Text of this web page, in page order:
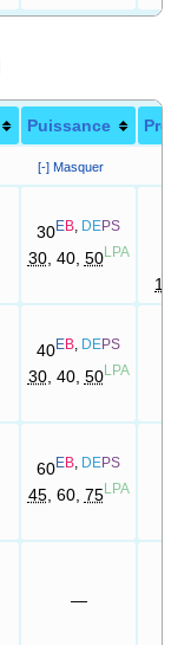
Puissance
[-] Masquer
30EB DEPS
30, 40, 50 LPA
100
40EB DEPS
30, 40, 50 LPA
60EB DEPS
45, 60, 75 LPA
—